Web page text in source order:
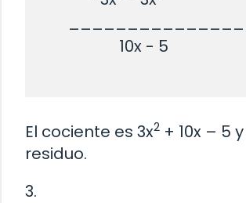
                    10x - 5
El cociente es 3x2 + 10x – 5
residuo.
3.